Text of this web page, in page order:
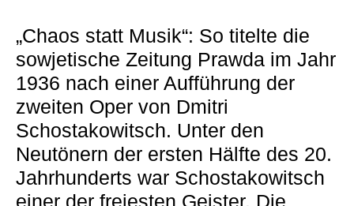
„Chaos statt Musik“: So titelte die
sowjetische Zeitung Prawda im Jahr
1936 nach einer Aufführung der
zweiten Oper von Dmitri
Schostakowitsch. Unter den
Neutönern der ersten Hälfte des 20.
Jahrhunderts war Schostakowitsch
einer der freiesten Geister. Die